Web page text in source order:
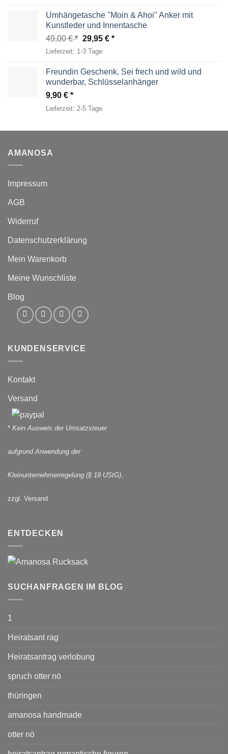
Umhängetasche "Moin & Ahoi" Anker mit
Kunstleder und Innentasche
49,00€
Ursprünglicher
Preis
49,00 €
29,95 € Aktueller
29,95 €.
Lieferzeit: 1-3 Tage
Freundin Geschenk, Sei frech und wild und
wunderbar, Schlüsselanhänger
9,90 €
Lieferzeit: 2-5 Tage
AMANOSA
Impressum
AGB
Widerruf
Datenschutzerklärung
Mein Warenkorb
Meine Wunschliste
Blog
KUNDENSERVICE
Kontakt
Versand
* Kein Ausweis der Umsatzsteuer
aufgrund Anwendung der
Kleinunternehmerregelung (§ 19 UStG)
zzgl. Versand
ENTDECKEN
SUCHANFRAGEN IM BLOG
1
Heiratsant rag
Heiratsantrag verlobung
spruch otter nö
thüringen
amanosa handmade
otter nö